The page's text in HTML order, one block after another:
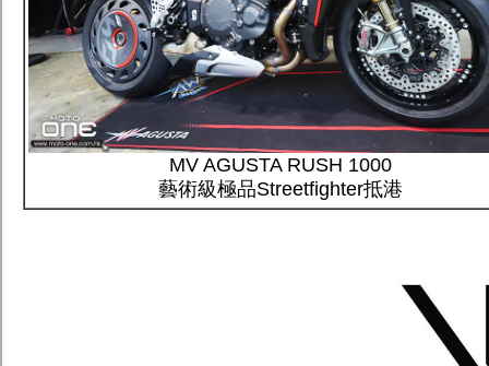
MV AGUSTA RUSH 1000
藝術級極品Streetfighter抵港